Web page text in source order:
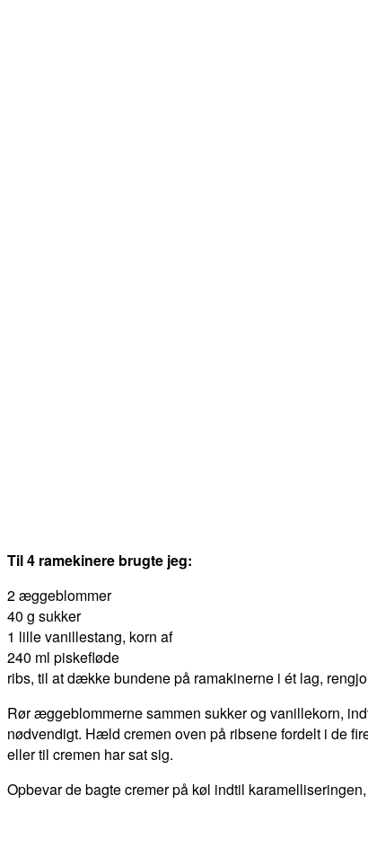
Til 4 ramekinere brugte jeg:
2 æggeblommer
40 g sukker
1 lille vanillestang, korn af
240 ml piskefløde
ribs, til at dække bundene på ramakinerne i ét lag,
Rør æggeblommerne sammen sukker og vanillekorn,
nødvendigt. Hæld cremen oven på ribsene fordelt i de
eller til cremen har sat sig.
Opbevar de bagte cremer på køl indtil